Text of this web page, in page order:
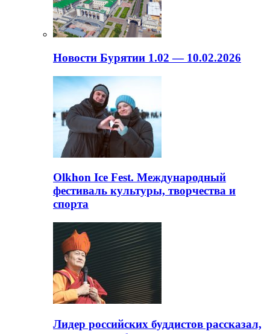
Новости Бурятии 1.02 — 10.02.2026
Olkhon Ice Fest. Международный
фестиваль культуры, творчества и
спорта
Лидер российских буддистов рассказал,